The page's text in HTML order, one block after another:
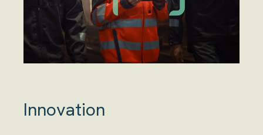
Innovation